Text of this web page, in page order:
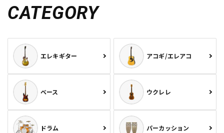
CATEGORY
エレキギター アコギ/エレアコ
ベース ウクレレ
ドラム パーカッション